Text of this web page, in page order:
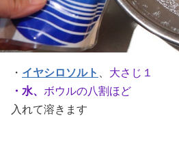
・ イヤシロソルト
大さじ１
・水、 ボウルの八割ほど
入れて溶きます